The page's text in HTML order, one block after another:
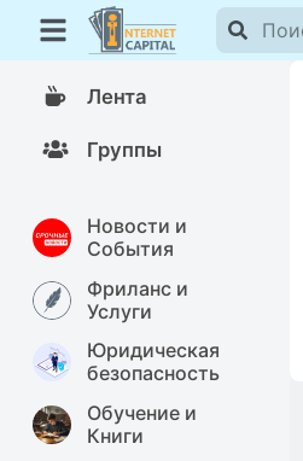
Лента
Группы
Новости и
События
Фриланс и
Услуги
Юридическая
безопасность
Обучение и
Книги